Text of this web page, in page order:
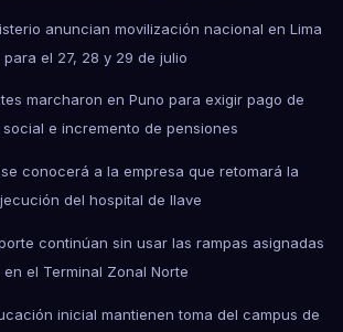
anuncian movilización nacional en Lima
para el 27, 28 y 29 de julio
marcharon en Puno para exigir pago de
e incremento de pensiones
se conocerá a la empresa que retomará la
del hospital de Ilave
continúan sin usar las rampas asignadas
en el Terminal Zonal Norte
inicial mantienen toma del campus de